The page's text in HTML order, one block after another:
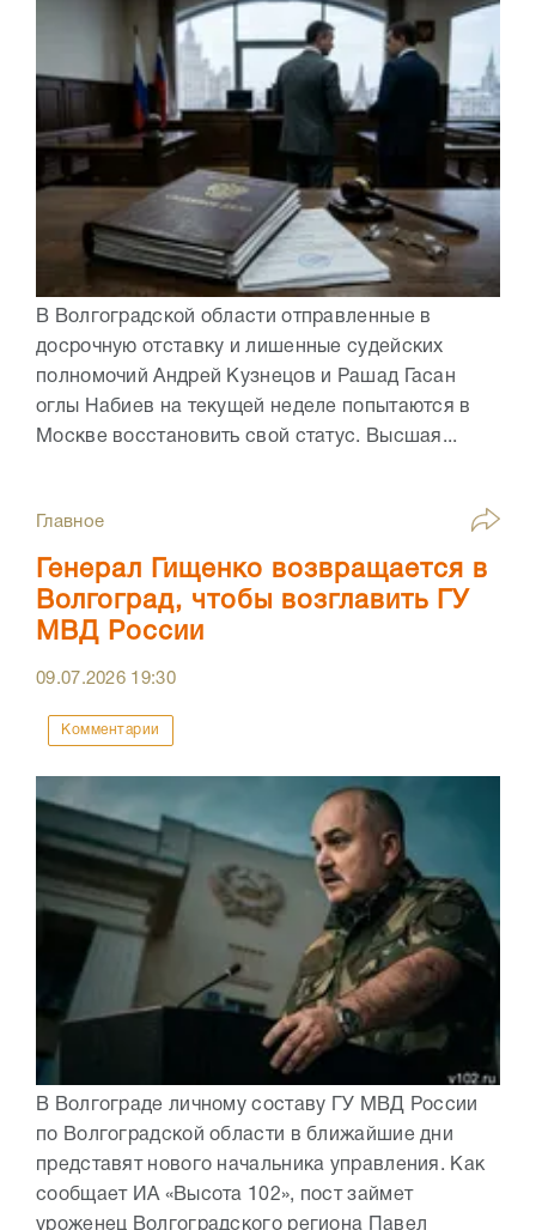
В Волгоградской области отправленные в
досрочную отставку и лишенные судейских
полномочий Андрей Кузнецов и Рашад Гасан
оглы Набиев на текущей неделе попытаются в
Москве восстановить свой статус. Высшая...
Главное
Генерал Гищенко возвращается в
Волгоград, чтобы возглавить ГУ
МВД России
09.07.2026 19:30
Комментарии
В Волгограде личному составу ГУ МВД России
по Волгоградской области в ближайшие дни
представят нового начальника управления. Как
сообщает ИА «Высота 102», пост займет
уроженец Волгоградского региона Павел